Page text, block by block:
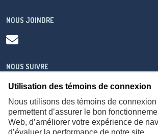
Utilisation des témoins de connexion
Nous utilisons des témoins de
permettent d’assurer le bon
Web, d’améliorer votre expérience de
d’évaluer la performance de notre site.
NOUS JOINDRE
NOUS SUIVRE